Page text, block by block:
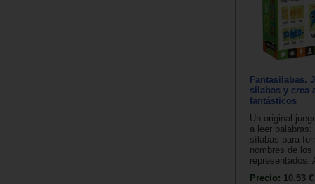
Fantasilabas.
sílabas y crea
fantásticos
Un original
a leer
sílabas para
nombres de los
representados.
Precio: 10.53 €